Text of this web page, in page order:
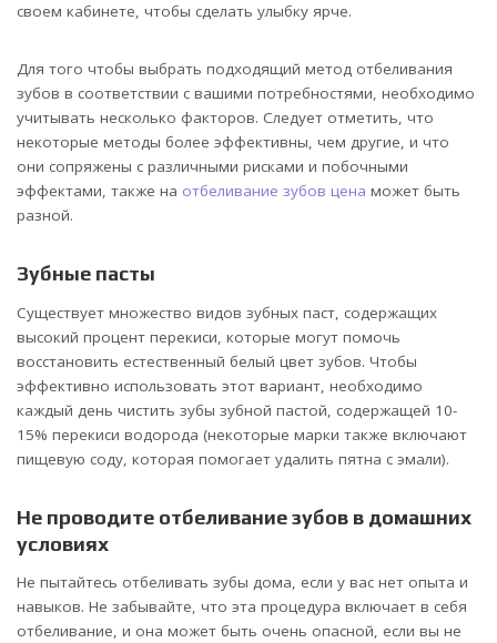
своем кабинете, чтобы сделать улыбку ярче.
Для того чтобы выбрать подходящий метод отбеливания
зубов в соответствии с вашими потребностями, необходимо
учитывать несколько факторов. Следует отметить, что
некоторые методы более эффективны, чем другие, и что
они сопряжены с различными рисками и побочными
эффектами, также на отбеливание зубов цена может быть
разной.
Зубные пасты
Существует множество видов зубных паст, содержащих
высокий процент перекиси, которые могут помочь
восстановить естественный белый цвет зубов. Чтобы
эффективно использовать этот вариант, необходимо
каждый день чистить зубы зубной пастой, содержащей 10-
15% перекиси водорода (некоторые марки также включают
пищевую соду, которая помогает удалить пятна с эмали).
Не проводите отбеливание зубов в домашних
условиях
Не пытайтесь отбеливать зубы дома, если у вас нет опыта и
навыков. Не забывайте, что эта процедура включает в себя
отбеливание, и она может быть очень опасной, если вы не